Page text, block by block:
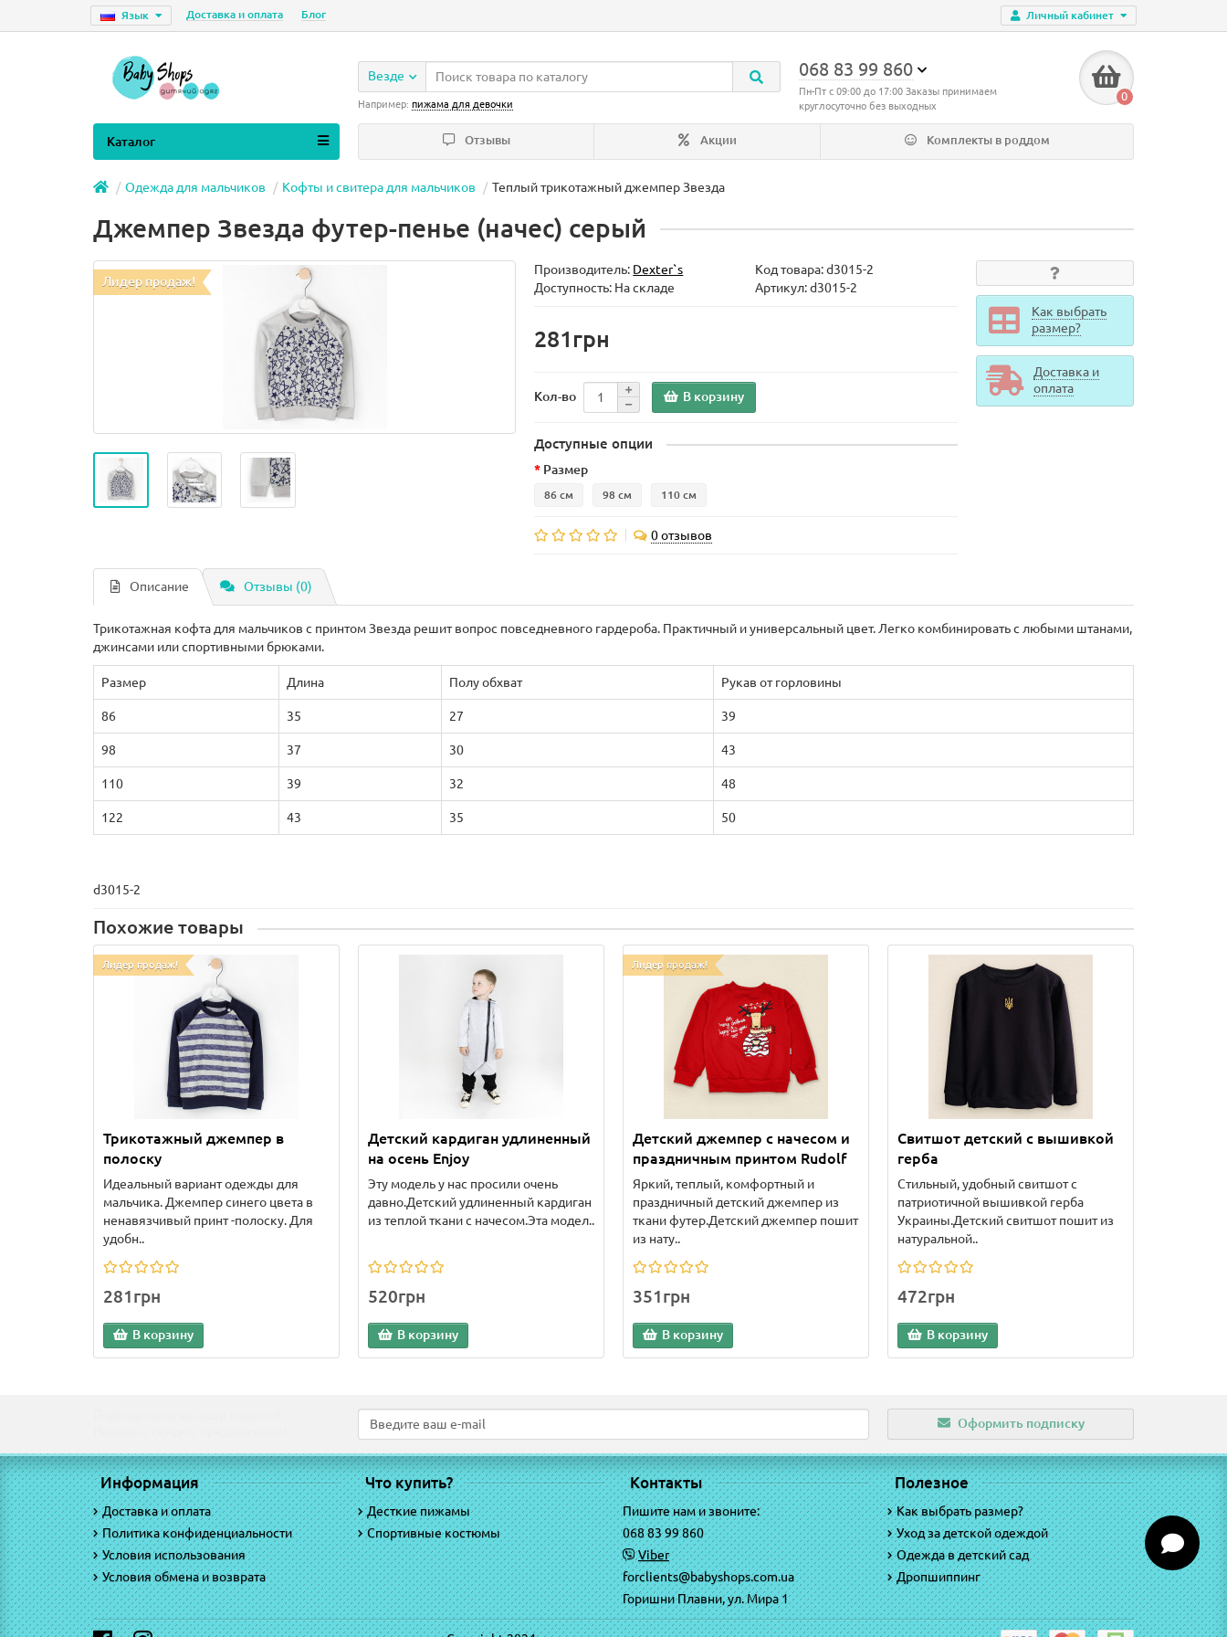
Личный кабинет
Язык Доставка и оплата Блог
068 83 99 860
Пн-Пт с 09:00 до 17:00 Заказы принимаем
круглосуточно без выходных
0
Везде
Например: пижама для девочки
Отзывы Акции Комплекты в роддом
Каталог
Одежда для мальчиков Кофты и свитера для мальчиков Теплый трикотажный джемпер Звезда
Джемпер Звезда футер-пенье (начес) серый
Лидер продаж!
Производитель: Dexter`s Код товара:d3015-2
Доступность: На складе
Артикул: d3015-2
281грн
Кол-во В корзину
Доступные опции
Размер
86 см 98 см 110 см
0 отзывов
Как выбрать
размер?
Доставка и
оплата
Описание Отзывы (0)
Трикотажная кофта для мальчиков с принтом Звезда решит вопрос повседневного гардероба. Практичный и универсальный цвет. Легко комбинировать с любыми штанами,
джинсами или спортивными брюками.
Размер Длина Полу обхват Рукав от горловины
86 35 27 39
98 37 30 43
110 39 32 48
122 43 35 50
d3015-2
Похожие товары
Лидер продаж!
Трикотажный джемпер в
полоску
Идеальный вариант одежды для
мальчика. Джемпер синего цвета в
ненавязчивый принт -полоску. Для
удобн..
281грн
В корзину
Детский кардиган удлиненный
на осень Enjoy
Эту модель у нас просили очень
давно.Детский удлиненный кардиган
из теплой ткани с начесом.Эта модел..
520грн
В корзину
Лидер продаж!
Детский джемпер с начесом и
праздничным принтом Rudolf
Яркий, теплый, комфортный и
праздничный детский джемпер из
ткани футер.Детский джемпер пошит
из нату..
351грн
В корзину
Свитшот детский с вышивкой
герба
Стильный, удобный свитшот с
патриотичной вышивкой герба
Украины.Детский свитшот пошит из
натуральной..
472грн
В корзину
Оформить подписку
Информация
Доставка и оплата
Политика конфиденциальности
Условия использования
Условия обмена и возврата
Что купить?
Десткие пижамы
Спортивные костюмы
Контакты
Пишите нам и звоните:
068 83 99 860
Viber
forclients@babyshops.com.ua
Горишни Плавни, ул. Мира 1
Полезное
Как выбрать размер?
Уход за детской одеждой
Одежда в детский сад
Дропшиппинг